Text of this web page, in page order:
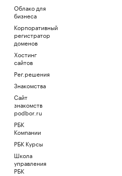
Облако для
бизнеса
Корпоративный
регистратор
доменов
Хостинг
сайтов
Рег.решения
Знакомства
Сайт
знакомств
podbor.ru
РБК
Компании
РБК Курсы
Школа
управления
РБК